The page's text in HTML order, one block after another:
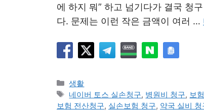
에 하지 뭐” 하고 넘기다가 결국 청
다. 문제는 이런 작은 금액이 여러 …
카
테
고
생활
태
그
네이버 토스 실손청구, 병원비 청구, 보
보험 전산청구, 실손보험 청구, 약국 실비 청